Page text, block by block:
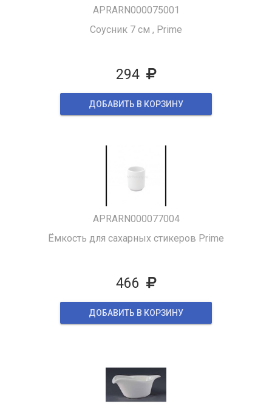
APRARN000075001
Соусник 7 см , Prime
294
ДОБАВИТЬ В КОРЗИНУ
APRARN000077004
Ёмкость для сахарных стикеров Prime
466
ДОБАВИТЬ В КОРЗИНУ